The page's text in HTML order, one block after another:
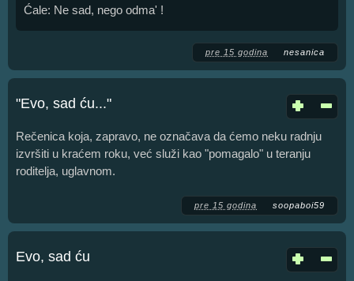
Ćale: Ne sad, nego odma' !
pre 15 godina nesanica
"Evo, sad ću..."
Rečenica koja, zapravo, ne označava da ćemo neku radnju
izvršiti u kraćem roku, već služi kao "pomagalo" u teranju
roditelja, uglavnom.
pre 15 godina soopaboi59
Evo, sad ću